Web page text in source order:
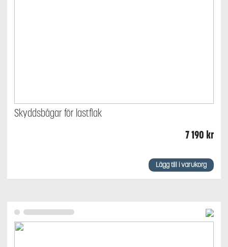
Skyddsbågar för lastflak
7 190 kr
Lägg till i varukorg